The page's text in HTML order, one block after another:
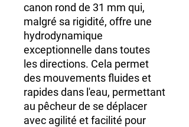
canon rond de 31 mm qui,
malgré sa rigidité, offre une
hydrodynamique
exceptionnelle dans toutes
les directions. Cela permet
des mouvements fluides et
rapides dans l'eau, permettant
au pêcheur de se déplacer
avec agilité et facilité pour